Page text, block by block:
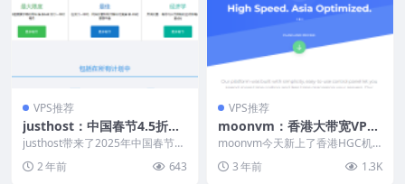
VPS推荐
justhost：中国春节4.5折优
惠($1.3/月起)，VPS分布全球
41个机房/不限流量，免费一
键切换机房和IP(限50次)
justhost带来了2025年中国春节特
日，全场...
2 年前 643
VPS推荐
moonvm：香港大带宽VP
S，低至$10.8/月，1G内存/1
核/10gSSD/5T流量
moonvm今天新上了香港HGC机
vps，默认...
3 年前 1.3K